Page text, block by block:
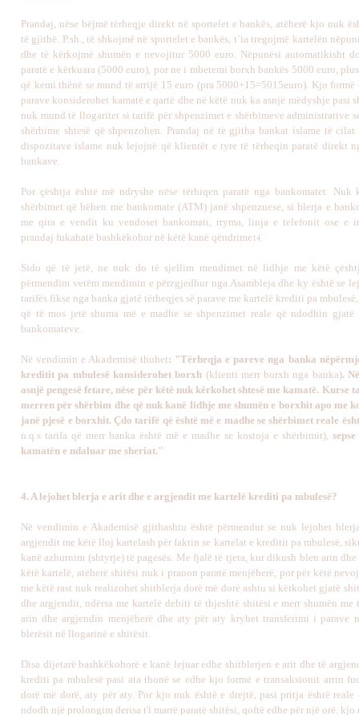
Prandaj, nëse bëjmë tërheqje direkt në sportelet e bankës, atëherë kjo nuk
të gjithë. P.sh., të shkojmë në sportelet e bankës, t`ia tregojmë kartelën
dhe të kërkojmë shumën e nevojitur 5000 euro. Nëpunësi automatikisht
paratë e kërkuara (5000 euro), por ne i mbetemi borxh bankës 5000 euro,
që kemi thënë se mund të arrijë 15 euro (pra 5000+15=5015euro). Kjo formë
parave konsiderohet kamatë e qartë dhe në këtë nuk ka asnjë mëdyshje pasi
nuk mund të llogaritet si tarifë për shpenzimet e shërbimeve administrative
shërbime shtesë që shpenzohen. Prandaj në të gjitha bankat islame të cilat
dispozitave islame nuk lejojnë që klientët e tyre të tërheqin paratë direkt
bankave.
Por çështja është më ndryshe nëse tërhiqen paratë nga bankomatet. Nuk
shërbimet që bëhen me bankomate (ATM) janë shpenzuese, si blerja e
me qira e vendit ku vendoset bankomati, rryma, linja e telefonit ose e
prandaj fukahatë bashkëkohor në këtë kanë qëndrime14.
Sido që të jetë, ne nuk do të sjellim mendimet në lidhje me këtë
përmendim vetëm mendimin e përzgjedhur nga Asambleja dhe ky është se
tarifës fikse nga banka gjatë tërheqjes së parave me kartelë krediti pa
që të mos jetë shuma më e madhe se shpenzimet reale që ndodhin
bankomateve.
Në vendimin e Akademisë thuhet: "Tërheqja e pareve nga banka
kreditit pa mbulesë konsiderohet borxh (klienti merr borxh nga banka).
asnjë pengesë fetare, nëse për këtë nuk kërkohet shtesë me kamatë. Kurse
merren për shërbim dhe që nuk kanë lidhje me shumën e borxhit apo me
janë pjesë e borxhit. Çdo tarifë që është më e madhe se shërbimet reale
n.q.s tarifa që merr banka është më e madhe se kostoja e shërbimit),
kamatën e ndaluar me sheriat."
4. A lejohet blerja e arit dhe e argjendit me kartelë krediti pa mbulesë?
Në vendimin e Akademisë gjithashtu është përmendur se nuk lejohet
argjendit me këtë lloj kartelash për faktin se kartelat e kreditit pa mbulesë,
kanë azhurnim (shtyrje) të pagesës. Me fjalë të tjera, kur dikush blen arin
këtë kartelë, atëherë shitësi nuk i pranon paratë menjëherë, por për këtë
me këtë rast nuk realizohet shitblerja dorë më dorë ashtu si kërkohet gjatë
dhe argjendit, ndërsa me kartelë debiti të thjeshtë shitësi e merr shumën
arin dhe argjendin menjëherë dhe aty për aty kryhet transferimi i parave
blerësit në llogarinë e shitësit.
Disa dijetarë bashkëkohorë e kanë lejuar edhe shitblerjen e arit dhe të
krediti pa mbulesë pasi ata thonë se edhe kjo formë e transaksionit arrin
dorë më dorë, aty për aty. Por kjo nuk është e drejtë, pasi pritja është reale
ndodh një prolongim derisa t'i marrë paratë shitësi, qoftë edhe për një orë.